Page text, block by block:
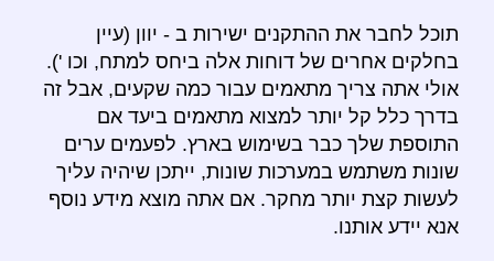
תוכל לחבר את ההתקנים ישירות ב - יוון (עיין
בחלקים אחרים של דוחות אלה ביחס למתח, וכו ').
אולי אתה צריך מתאמים עבור כמה שקעים, אבל זה
בדרך כלל קל יותר למצוא מתאמים ביעד אם
התוספת שלך כבר בשימוש בארץ. לפעמים ערים
שונות משתמש במערכות שונות, ייתכן שיהיה עליך
לעשות קצת יותר מחקר. אם אתה מוצא מידע נוסף
אנא יידע אותנו.